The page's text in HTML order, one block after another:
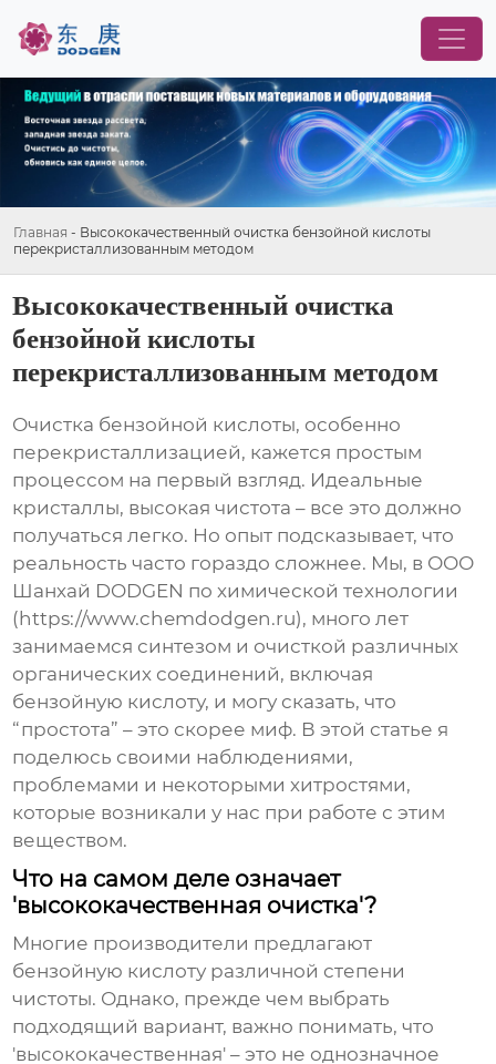
Главная - Высококачественный очистка бензойной кислоты
перекристаллизованным методом
Высококачественный очистка
бензойной кислоты
перекристаллизованным методом
Очистка бензойной кислоты, особенно
перекристаллизацией, кажется простым
процессом на первый взгляд. Идеальные
кристаллы, высокая чистота – все это должно
получаться легко. Но опыт подсказывает, что
реальность часто гораздо сложнее. Мы, в ООО
Шанхай DODGEN по химической технологии
(https://www.chemdodgen.ru), много лет
занимаемся синтезом и очисткой различных
органических соединений, включая
бензойную кислоту, и могу сказать, что
“простота” – это скорее миф. В этой статье я
поделюсь своими наблюдениями,
проблемами и некоторыми хитростями,
которые возникали у нас при работе с этим
веществом.
Что на самом деле означает
'высококачественная очистка'?
Многие производители предлагают
бензойную кислоту различной степени
чистоты. Однако, прежде чем выбрать
подходящий вариант, важно понимать, что
'высококачественная' – это не однозначное